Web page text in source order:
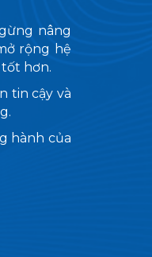
nâng
rộng hệ
hơn.
tin cậy và
hành của